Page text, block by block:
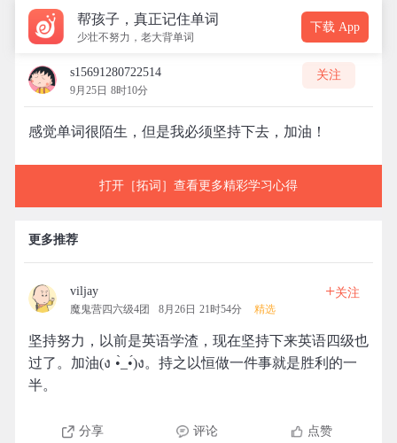
帮孩子，真正记住单词
少壮不努力，老大背单词
下载 App
s15691280722514
9月25日 8时10分
关注
感觉单词很陌生，但是我必须坚持下去，加油！
打开［拓词］查看更多精彩学习心得
更多推荐
viljay
魔鬼营四六级4团 8月26日 21时54分 精选
+关注
坚持努力，以前是英语学渣，现在坚持下来英语四级也
过了。加油(ง •̀_•́)ง。持之以恒做一件事就是胜利的一
半。
分享 评论 点赞